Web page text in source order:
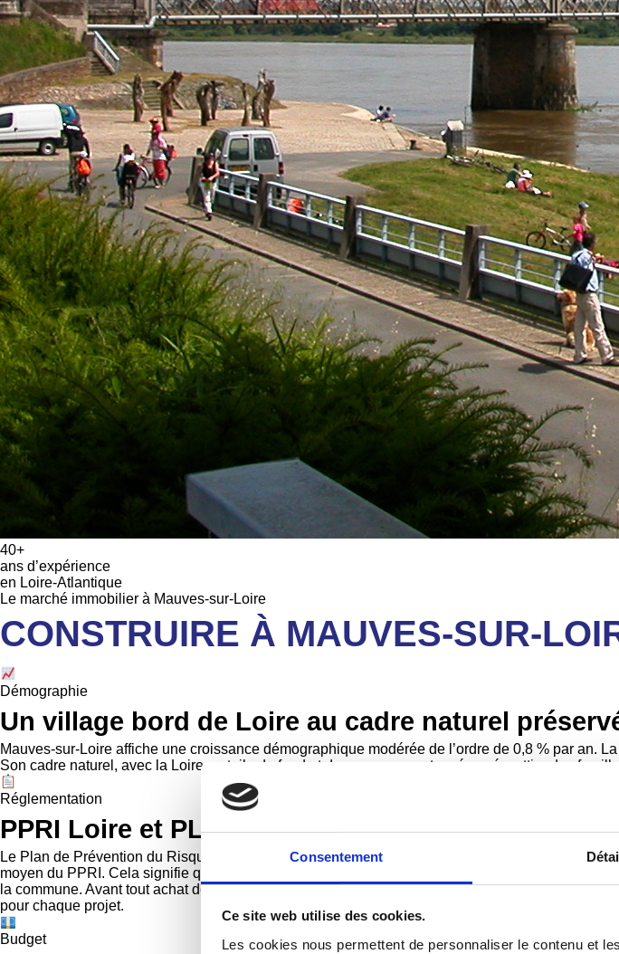
Consentement
Ce site web utilise des cookies.
Les cookies nous permettent de personnaliser le contenu et
40+
ans d’expérience
en Loire-Atlantique
Le marché immobilier à Mauves-sur-Loire
CONSTRUIRE À MAUVES-SUR-
Démographie
Un village bord de Loire au cadre naturel
Mauves-sur-Loire affiche une croissance démographique modérée de l’ordre de 0,8 % par an.
Son cadre naturel, avec la Loire en toile de fond et des espaces verts préservés, attire des
Réglementation
PPRI Loire et PLUM : deux contraintes
Le Plan de Prévention du Risque Inondation (PPRI) de la Loire est particulièrement
moyen du PPRI. Cela signifie que certaines parties du territoire sont inconstructibles ou
la commune. Avant tout achat de terrain, une vérification précise du zonage PPRI et PLUM
pour chaque projet.
Budget